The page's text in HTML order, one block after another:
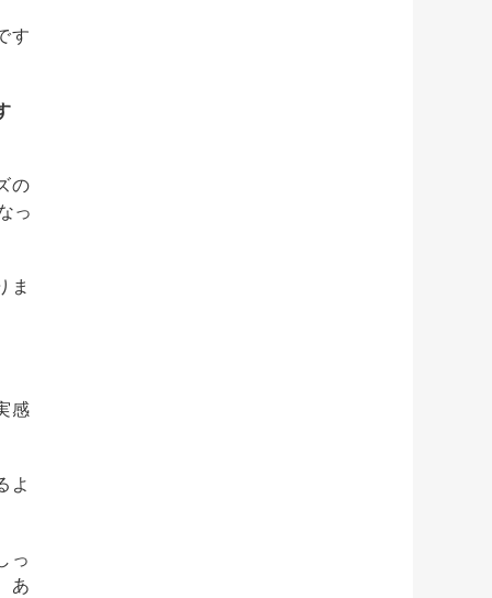
す
の
っ
ま
感
よ
っ
あ